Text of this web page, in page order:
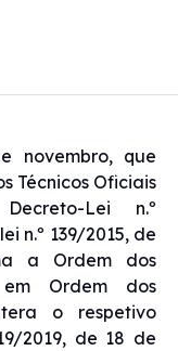
novembro, que
Técnicos Oficiais
Lei n.º
n.º 139/2015, de
a Ordem dos
Ordem dos
o respetivo
2019, de 18 de